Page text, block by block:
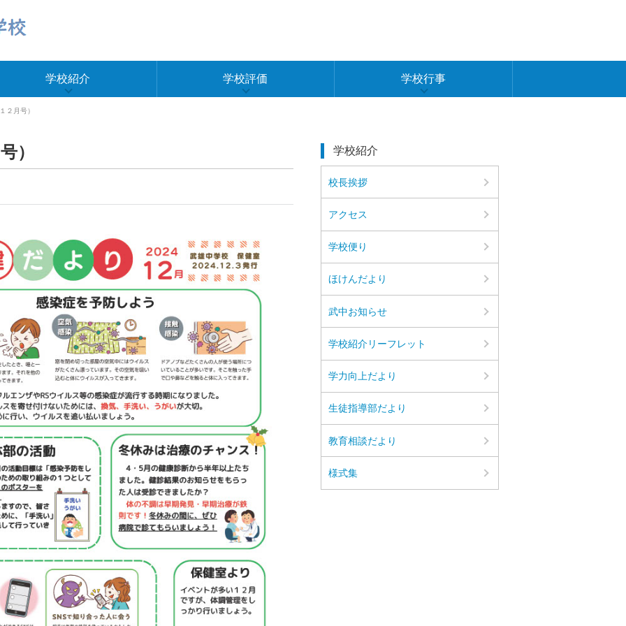
学校紹介 学校評価 学校行事
２月号）
） 学校紹介
校長挨拶
アクセス
学校便り
ほけんだより
武中お知らせ
学校紹介リーフレット
学力向上だより
生徒指導部だより
教育相談だより
様式集